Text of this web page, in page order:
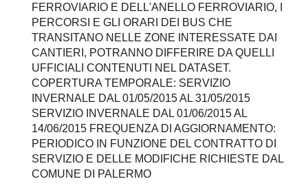
FERROVIARIO E DELL'ANELLO FERROVIARIO, I
PERCORSI E GLI ORARI DEI BUS CHE
TRANSITANO NELLE ZONE INTERESSATE DAI
CANTIERI, POTRANNO DIFFERIRE DA QUELLI
UFFICIALI CONTENUTI NEL DATASET.
COPERTURA TEMPORALE: SERVIZIO
INVERNALE DAL 01/05/2015 AL 31/05/2015
SERVIZIO INVERNALE DAL 01/06/2015 AL
14/06/2015 FREQUENZA DI AGGIORNAMENTO:
PERIODICO IN FUNZIONE DEL CONTRATTO DI
SERVIZIO E DELLE MODIFICHE RICHIESTE DAL
COMUNE DI PALERMO